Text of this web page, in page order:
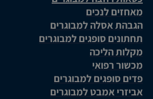
מאחזים לנכים
הגבהת אסלה למבוגרים
תחתונים סופגים למבוגרים
מקלות הליכה
מכשור רפואי
פדים סופגים למבוגרים
אביזרי אמבט למבוגרים